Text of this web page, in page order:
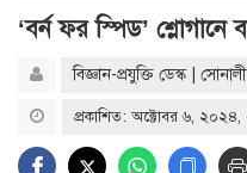
‘বর্ন ফর স্পিড’ শ্লোগানে
বিজ্ঞান-প্রযুক্তি ডেস্ক |
প্রকাশিত: অক্টোবর ৬,